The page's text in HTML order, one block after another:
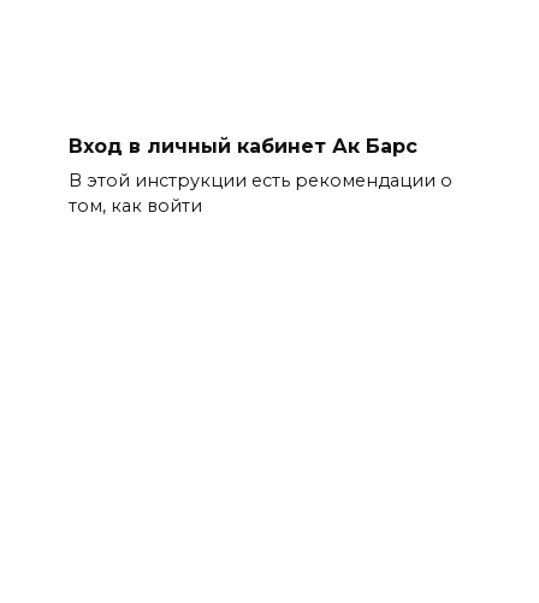
Вход в личный кабинет Ак Барс
В этой инструкции есть рекомендации о
том, как войти